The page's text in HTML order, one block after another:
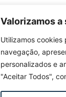
Valorizamos
Utilizamos cookies
navegação,
personalizados e
"Aceitar Todos",